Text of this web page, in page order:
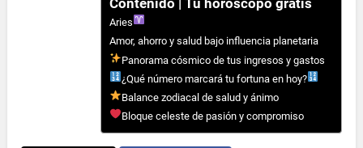
Aries
Amor, ahorro y salud bajo influencia planetaria
Panorama cósmico de tus ingresos y gastos
¿Qué número marcará tu fortuna en hoy?
Balance zodiacal de salud y ánimo
Bloque celeste de pasión y compromiso